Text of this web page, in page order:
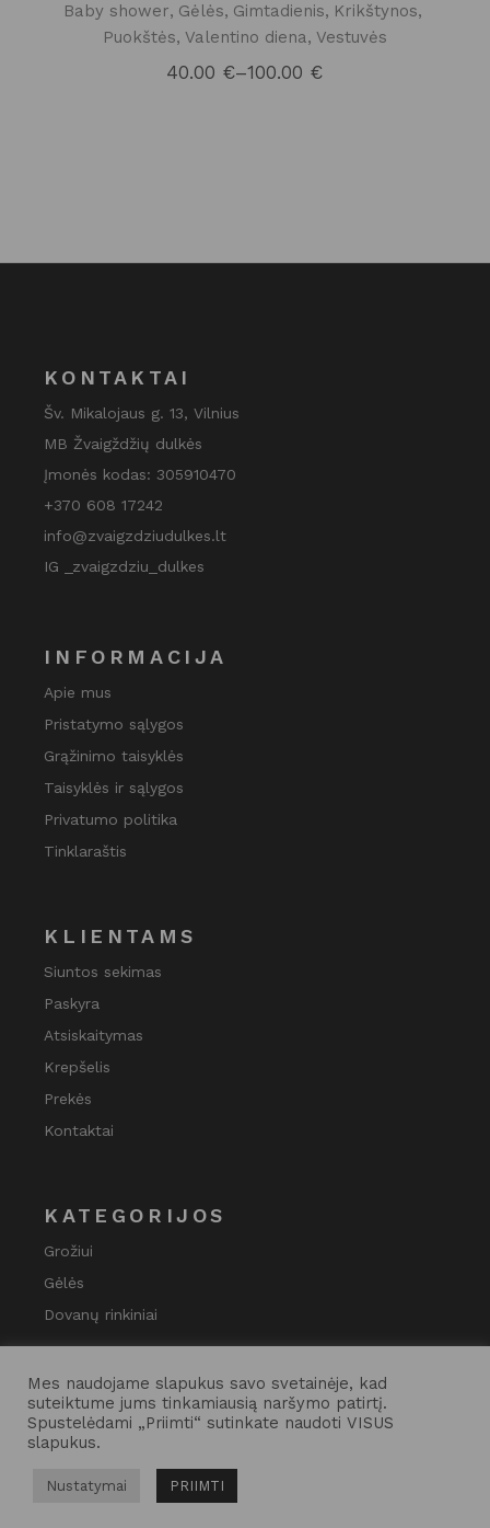
Baby shower Gėlės Gimtadienis
Krikštynos
Puokštės Valentino diena Vestuvės
40.00 €–100.00 €
Price
KONTAKTAI
Šv. Mikalojaus g. 13, Vilnius
MB Žvaigždžių dulkės
Įmonės kodas: 305910470
+370 608 17242
info@zvaigzdziudulkes.lt
IG _zvaigzdziu_dulkes
INFORMACIJA
Apie mus
Pristatymo sąlygos
Grąžinimo taisyklės
Taisyklės ir sąlygos
Privatumo politika
Tinklaraštis
KLIENTAMS
Siuntos sekimas
Paskyra
Atsiskaitymas
Krepšelis
Prekės
Kontaktai
KATEGORIJOS
Grožiui
Gėlės
Dovanų rinkiniai
Mes naudojame slapukus savo svetainėje, kad
suteiktume jums tinkamiausią naršymo patirtį.
Spustelėdami „Priimti“ sutinkate naudoti VISUS
slapukus.
Nustatymai PRIIMTI